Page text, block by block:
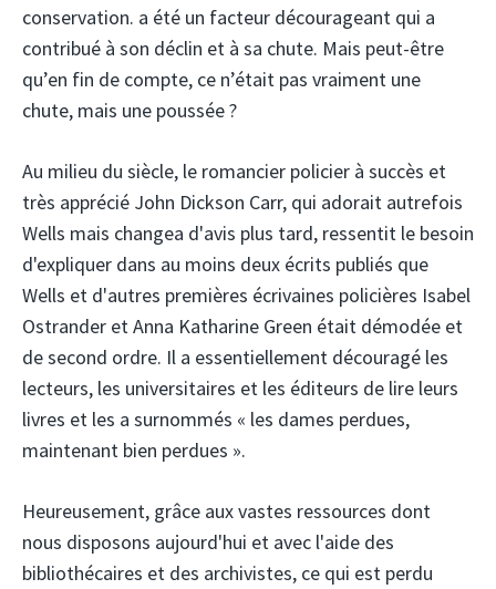
conservation. a été un facteur décourageant qui a
contribué à son déclin et à sa chute. Mais peut-être
qu’en fin de compte, ce n’était pas vraiment une
chute, mais une poussée ?
Au milieu du siècle, le romancier policier à succès et
très apprécié John Dickson Carr, qui adorait autrefois
Wells mais changea d'avis plus tard, ressentit le besoin
d'expliquer dans au moins deux écrits publiés que
Wells et d'autres premières écrivaines policières Isabel
Ostrander et Anna Katharine Green était démodée et
de second ordre. Il a essentiellement découragé les
lecteurs, les universitaires et les éditeurs de lire leurs
livres et les a surnommés « les dames perdues,
maintenant bien perdues ».
Heureusement, grâce aux vastes ressources dont
nous disposons aujourd'hui et avec l'aide des
bibliothécaires et des archivistes, ce qui est perdu